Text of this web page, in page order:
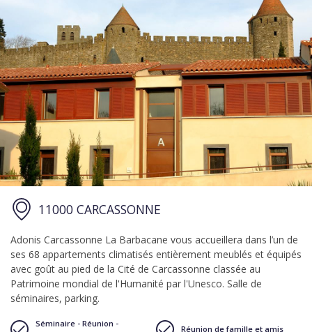
11000 CARCASSONNE
Adonis Carcassonne La Barbacane vous accueillera dans l’un de
ses 68 appartements climatisés entièrement meublés et équipés
avec goût au pied de la Cité de Carcassonne classée au
Patrimoine mondial de l'Humanité par l'Unesco. Salle de
séminaires, parking.
Séminaire - Réunion -
Réunion de famille et amis